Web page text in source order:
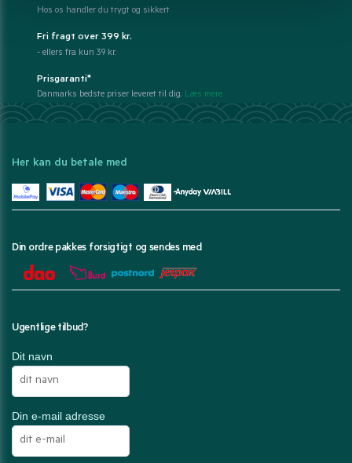
Hos os handler du trygt og sikkert
Fri fragt over 399 kr.
- ellers fra kun 39 kr.
Prisgaranti*
Danmarks bedste priser leveret til dig. Læs mere
Her kan du betale med
Din ordre pakkes forsigtigt og sendes med
Ugentlige tilbud?
Dit navn
Din e-mail adresse